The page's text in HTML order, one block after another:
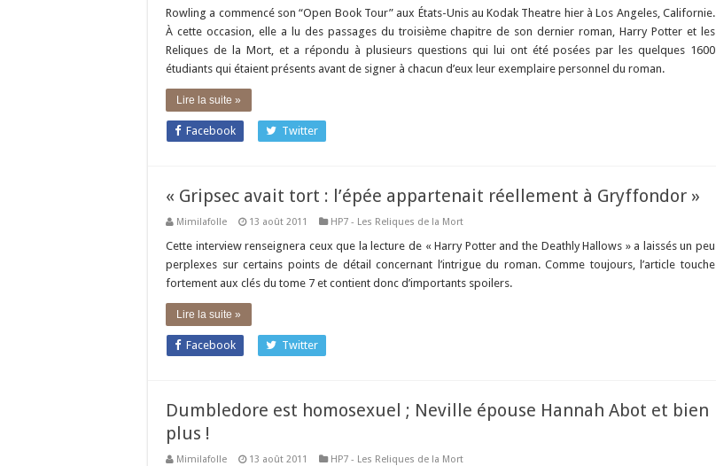
Rowling a commencé son “Open Book Tour” aux États-Unis au Kodak Theatre hier à Los Angeles, Californie.
À cette occasion, elle a lu des passages du troisième chapitre de son dernier roman, Harry Potter et les
Reliques de la Mort, et a répondu à plusieurs questions qui lui ont été posées par les quelques 1600
étudiants qui étaient présents avant de signer à chacun d’eux leur exemplaire personnel du roman.
Lire la suite »
Facebook Twitter
« Gripsec avait tort : l’épée appartenait réellement à Gryffondor »
Mimilafolle 13 août 2011 HP7 - Les Reliques de la Mort
Cette interview renseignera ceux que la lecture de « Harry Potter and the Deathly Hallows » a laissés un peu
perplexes sur certains points de détail concernant l’intrigue du roman. Comme toujours, l’article touche
fortement aux clés du tome 7 et contient donc d’importants spoilers.
Lire la suite »
Facebook Twitter
Dumbledore est homosexuel ; Neville épouse Hannah Abot et bien
plus !
Mimilafolle 13 août 2011 HP7 - Les Reliques de la Mort